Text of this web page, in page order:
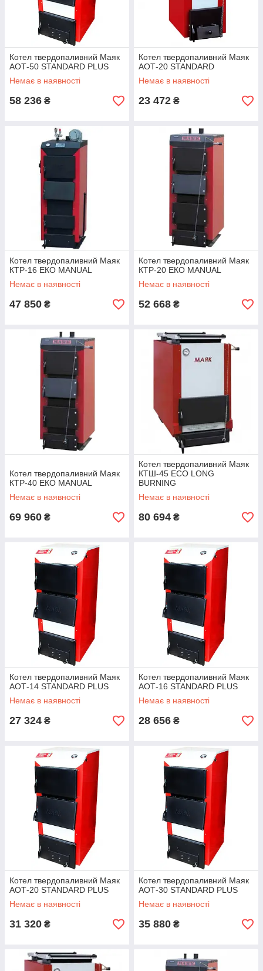
Котел твердопаливний Маяк
АОТ-50 STANDARD PLUS
Немає в наявності
58 236 ₴
Котел твердопаливний Маяк
АОТ-20 STANDARD
Немає в наявності
23 472 ₴
Котел твердопаливний Маяк
КТР-16 ЕКО MANUAL
Немає в наявності
47 850 ₴
Котел твердопаливний Маяк
КТР-20 ЕКО MANUAL
Немає в наявності
52 668 ₴
Котел твердопаливний Маяк
КТР-40 ЕКО MANUAL
Немає в наявності
69 960 ₴
Котел твердопаливний Маяк
КТШ-45 ECO LONG
BURNING
Немає в наявності
80 694 ₴
Котел твердопаливний Маяк
АОТ-14 STANDARD PLUS
Немає в наявності
27 324 ₴
Котел твердопаливний Маяк
АОТ-16 STANDARD PLUS
Немає в наявності
28 656 ₴
Котел твердопаливний Маяк
АОТ-20 STANDARD PLUS
Немає в наявності
31 320 ₴
Котел твердопаливний Маяк
АОТ-30 STANDARD PLUS
Немає в наявності
35 880 ₴